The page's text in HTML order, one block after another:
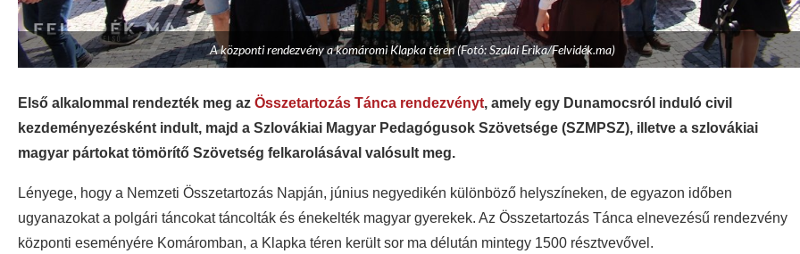
A központi rendezvény a komáromi Klapka téren (Fotó: Szalai Erika/Felvidék.ma)
Első alkalommal rendezték meg az Összetartozás Tánca rendezvényt, amely egy Dunamocsról induló civil
kezdeményezésként indult, majd a Szlovákiai Magyar Pedagógusok Szövetsége (SZMPSZ), illetve a szlovákiai
magyar pártokat tömörítő Szövetség felkarolásával valósult meg.
Lényege, hogy a Nemzeti Összetartozás Napján, június negyedikén különböző helyszíneken, de egyazon időben
ugyanazokat a polgári táncokat táncolták és énekelték magyar gyerekek. Az Összetartozás Tánca elnevezésű rendezvény
központi eseményére Komáromban, a Klapka téren került sor ma délután mintegy 1500 résztvevővel.